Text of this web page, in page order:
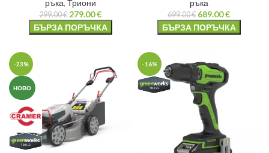
ръка, Триони
299.00€ 279.00€
БЪРЗА ПОРЪЧКА
ръка
699.00€ 689.00€
БЪРЗА ПОРЪЧКА
-23%
НОВО
-16%